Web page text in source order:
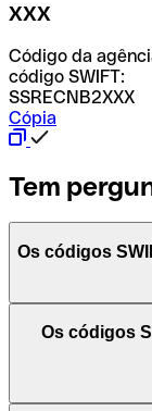
XXX
Código da
código SWIFT:
SSRECNB2XXX
Cópia
Tem
Os códigos
O acrónimo
Interbank
Mundiais)".
Os códigos